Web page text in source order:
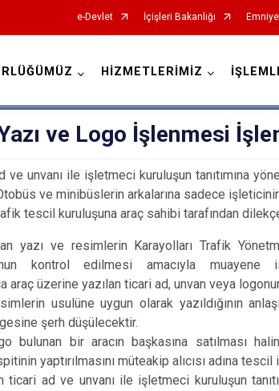
e-Devlet İçişleri Bakanlığı
HİZMETLERİMİZ
ve Logo İşlenmesi
unvanı ile işletmeci kuruluşun tanıtımına
ve minibüslerin arkalarına sadece
tescil kuruluşuna araç sahibi tarafından
yazı ve resimlerin Karayolları Trafik
kontrol edilmesi amacıyla muayene
araç üzerine yazılan ticari ad, unvan veya
usulüne uygun olarak yazıldığının
şerh düşülecektir.
bulunan bir aracın başkasına satılması
yaptırılmasını müteakip alıcısı adına
ad ve unvanı ile işletmeci kuruluşun